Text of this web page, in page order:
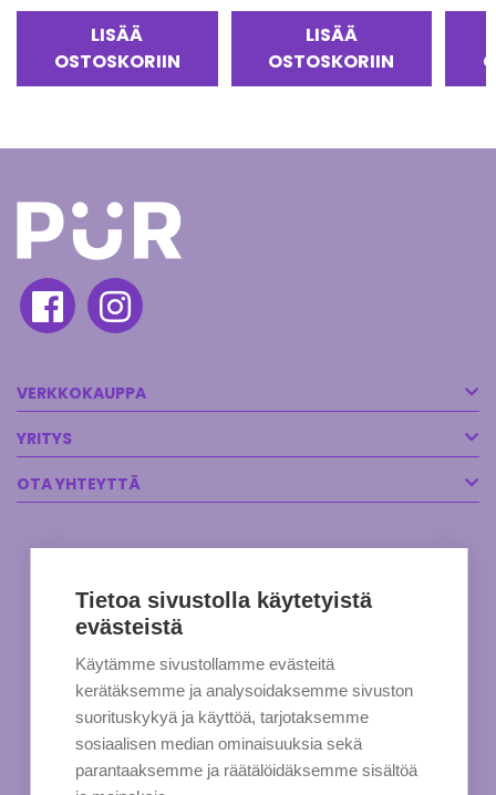
LISÄÄ
OSTOSKORIIN
LISÄÄ
OSTOSKORIIN
VERKKOKAUPPA
YRITYS
OTA YHTEYTTÄ
Tietoa sivustolla käytetyistä
evästeistä
Käytämme sivustollamme evästeitä
kerätäksemme ja analysoidaksemme sivuston
suorituskykyä ja käyttöä, tarjotaksemme
sosiaalisen median ominaisuuksia sekä
parantaaksemme ja räätälöidäksemme sisältöä